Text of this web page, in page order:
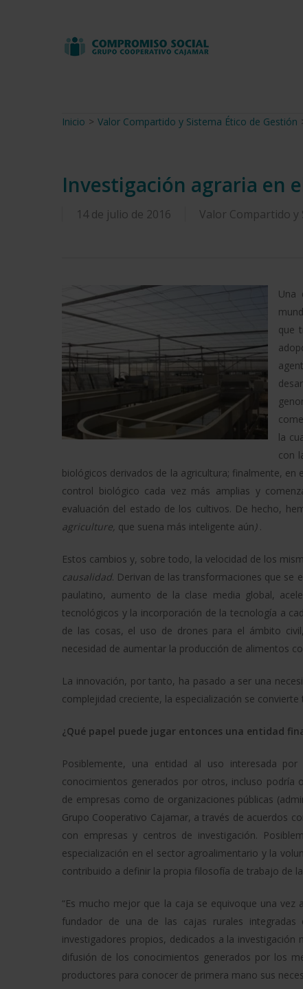
Inicio > Valor Compartido y Sistema Ético de Gestión
Investigación agraria en
14 de julio de 2016 Valor Compartido y
Una
que
la
con
biológicos derivados de la agricultura; finalmente,
control biológico cada vez más amplias y
evaluación del estado de los cultivos. De hecho,
agriculture, que suena más inteligente aún) .
Estos cambios y, sobre todo, la velocidad de los
causalidad. Derivan de las transformaciones que se
paulatino, aumento de la clase media global,
tecnológicos y la incorporación de la tecnología a
de las cosas, el uso de drones para el ámbito
necesidad de aumentar la producción de alimentos
La innovación, por tanto, ha pasado a ser una
complejidad creciente, la especialización se
¿Qué papel puede jugar entonces una entidad
Posiblemente, una entidad al uso interesada
conocimientos generados por otros, incluso podría
de empresas como de organizaciones públicas
Grupo Cooperativo Cajamar, a través de acuerdos
con empresas y centros de investigación.
especialización en el sector agroalimentario y la
contribuido a definir la propia filosofía de trabajo de
“Es mucho mejor que la caja se equivoque una
fundador de una de las cajas rurales
investigadores propios, dedicados a la
difusión de los conocimientos generados por los
productores para conocer de primera mano sus